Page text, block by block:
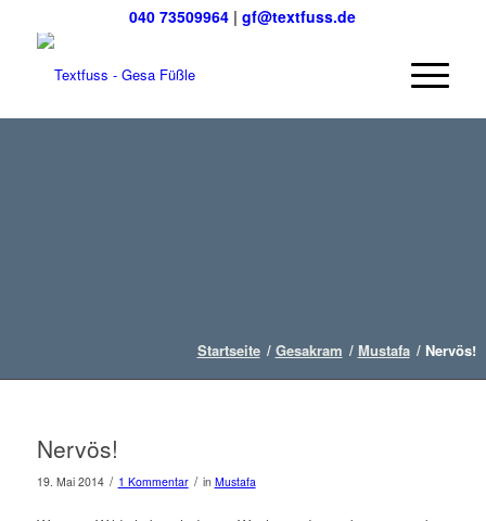
040 73509964 |gf@textfuss.de
Startseite / Gesakram / Mustafa / Nervös!
Nervös!
19. Mai 2014 / 1 Kommentar / in Mustafa